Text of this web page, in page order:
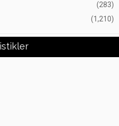
(283)
(1,210)